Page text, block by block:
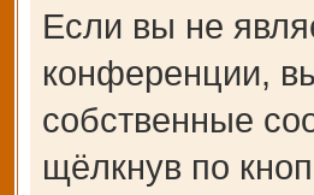
Если вы не
конференции,
собственные
щёлкнув по